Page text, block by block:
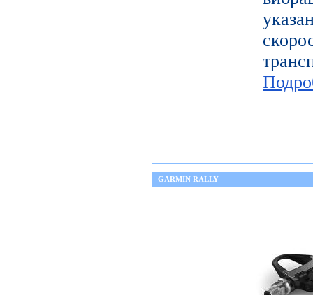
GARMIN RALLY